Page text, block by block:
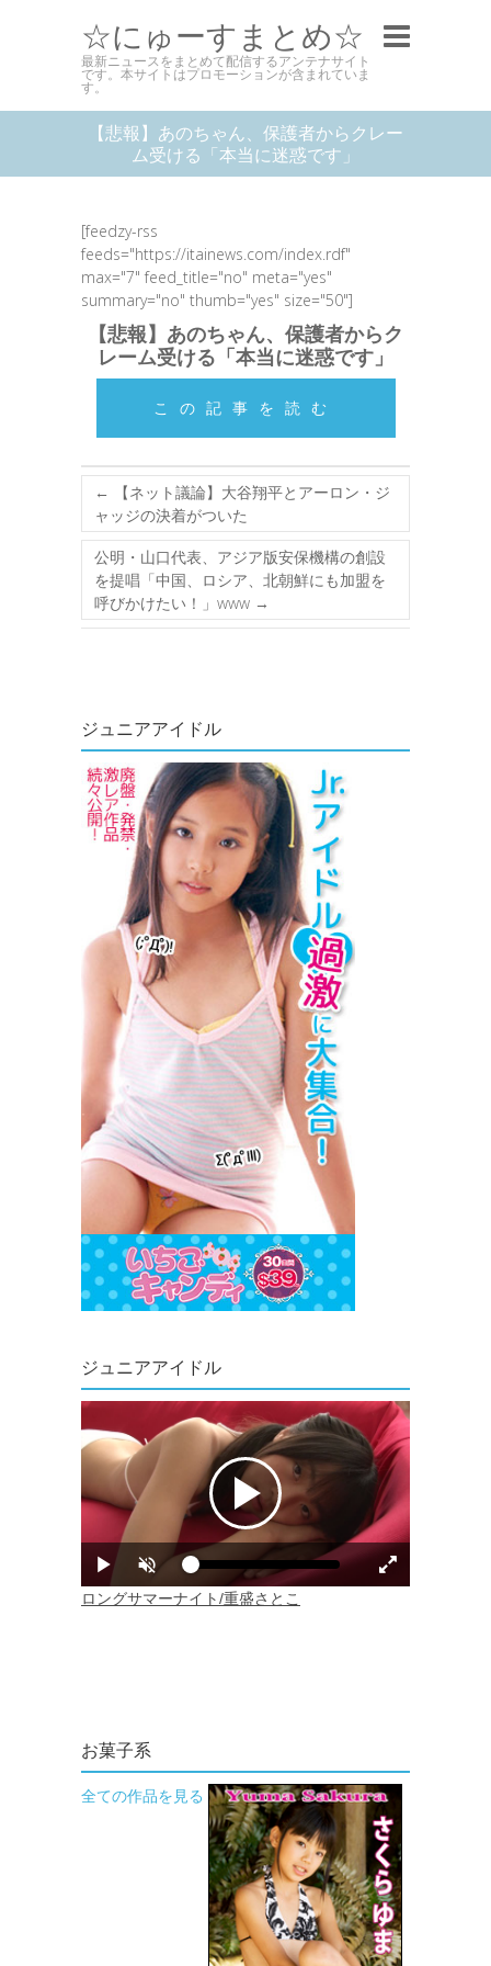
☆にゅーすまとめ☆
最新ニュースをまとめて配信するアンテナサイト
です。本サイトはプロモーションが含まれていま
す。
【悲報】あのちゃん、保護者からクレー
ム受ける「本当に迷惑です」
[feedzy-rss
feeds="https://itainews.com/index.rdf"
max="7" feed_title="no" meta="yes"
summary="no" thumb="yes" size="50"]
【悲報】あのちゃん、保護者からク
レーム受ける「本当に迷惑です」
この記事を読む
←
【ネット議論】大谷翔平とアーロン・ジ
ャッジの決着がついた
公明・山口代表、アジア版安保機構の創設
を提唱「中国、ロシア、北朝鮮にも加盟を
呼びかけたい！」www →
ジュニアアイドル
ジュニアアイドル
お菓子系
全ての作品を見る